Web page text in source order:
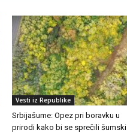
Vesti iz Republike
Srbijašume: Opez pri boravku u
prirodi kako bi se sprečili šumski